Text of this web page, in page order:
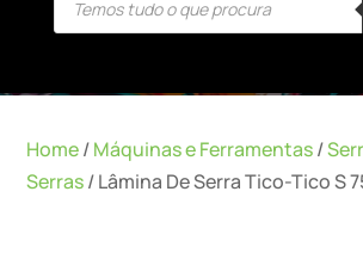
search
Home/Máquinas e Ferramentas/
Serras/ Lâmina De Serra Tico-Tico S